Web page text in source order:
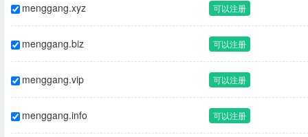
menggang.xyz 可以注册
menggang.biz 可以注册
menggang.vip 可以注册
menggang.info 可以注册